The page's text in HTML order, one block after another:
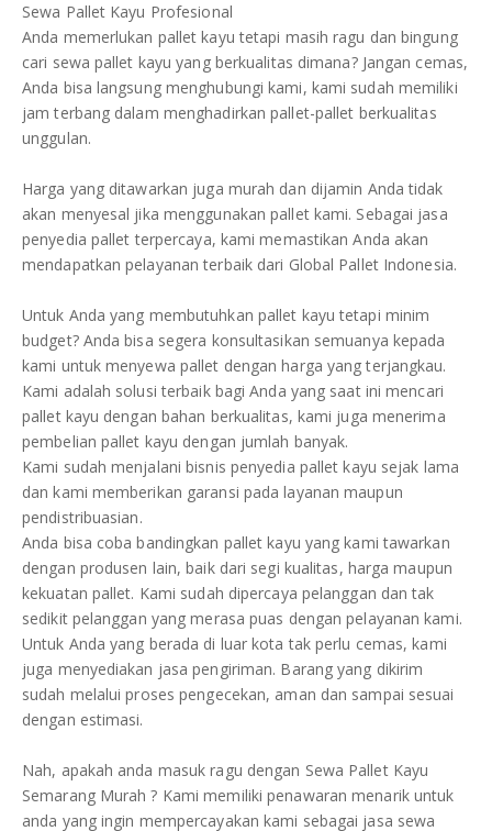
Sewa Pallet Kayu Profesional
Anda memerlukan pallet kayu tetapi masih ragu dan bingung
cari sewa pallet kayu yang berkualitas dimana? Jangan cemas,
Anda bisa langsung menghubungi kami, kami sudah memiliki
jam terbang dalam menghadirkan pallet-pallet berkualitas
unggulan.
Harga yang ditawarkan juga murah dan dijamin Anda tidak
akan menyesal jika menggunakan pallet kami. Sebagai jasa
penyedia pallet terpercaya, kami memastikan Anda akan
mendapatkan pelayanan terbaik dari Global Pallet Indonesia.
Untuk Anda yang membutuhkan pallet kayu tetapi minim
budget? Anda bisa segera konsultasikan semuanya kepada
kami untuk menyewa pallet dengan harga yang terjangkau.
Kami adalah solusi terbaik bagi Anda yang saat ini mencari
pallet kayu dengan bahan berkualitas, kami juga menerima
pembelian pallet kayu dengan jumlah banyak.
Kami sudah menjalani bisnis penyedia pallet kayu sejak lama
dan kami memberikan garansi pada layanan maupun
pendistribuasian.
Anda bisa coba bandingkan pallet kayu yang kami tawarkan
dengan produsen lain, baik dari segi kualitas, harga maupun
kekuatan pallet. Kami sudah dipercaya pelanggan dan tak
sedikit pelanggan yang merasa puas dengan pelayanan kami.
Untuk Anda yang berada di luar kota tak perlu cemas, kami
juga menyediakan jasa pengiriman. Barang yang dikirim
sudah melalui proses pengecekan, aman dan sampai sesuai
dengan estimasi.
Nah, apakah anda masuk ragu dengan Sewa Pallet Kayu
Semarang Murah ? Kami memiliki penawaran menarik untuk
anda yang ingin mempercayakan kami sebagai jasa sewa